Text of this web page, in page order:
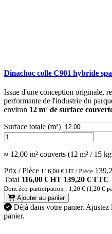
Dinachoc colle C901 hybride
Issue d'une conception originale,
performante de l'industrie du
environ 12 m² de surface
Surface totale (m²)
≈ 12,00 m² couverts (12 m² / 15
Prix / Pièce 116,00 € HT / Pièce
Total 116,00 € HT 139,20 € TTC
Dont éco-participation : 1,20 € (1,20 €
Ajouter au panier
Déjà dans votre panier. Ajustez
panier.